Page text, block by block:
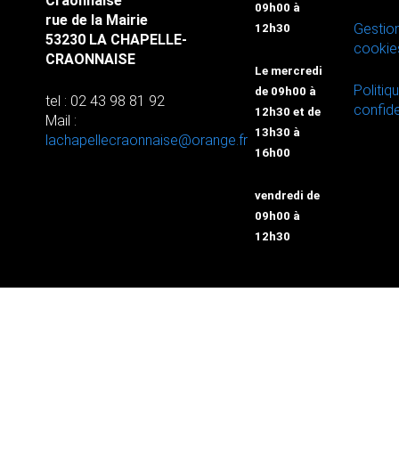
rue de la Mairie
53230 LA CHAPELLE-
CRAONNAISE
tel : 02 43 98 81 92
Mail :
lachapellecraonnaise@orange.fr
09h00 à
12h30
Le mercredi
de 09h00 à
12h30 et de
13h30 à
16h00
vendredi de
09h00 à
12h30